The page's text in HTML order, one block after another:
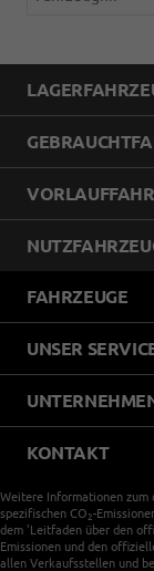
FAHRZEUGE
UNSER
KONTAKT
Weitere Informationen
spezifischen CO 2-
dem 'Leitfaden über den
Emissionen und den
allen Verkaufsstellen und